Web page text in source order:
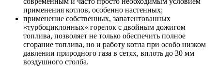
применения котлов, особенно настенных;
применение собственных, запатентованных
«турбоциклонных» горелок с двойным дожигом
топлива, позволяет не только обеспечить полное
сгорание топлива, но и работу котла при особо низком
давлении природного газа в сетях, вплоть до 30 мм
воздушного столба.